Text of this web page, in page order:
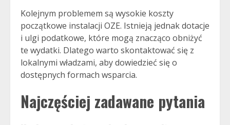
Kolejnym problemem są wysokie koszty
początkowe instalacji OZE. Istnieją jednak dotacje
i ulgi podatkowe, które mogą znacząco obniżyć
te wydatki. Dlatego warto skontaktować się z
lokalnymi władzami, aby dowiedzieć się o
dostępnych formach wsparcia.
Najczęściej zadawane pytania